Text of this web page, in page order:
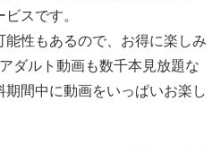
ビスです。
性もあるので、お得に楽しみ
ダルト動画も数千本見放題な
間中に動画をいっぱいお楽し